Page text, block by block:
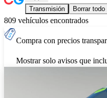
Transmisión Borrar todo
809 vehículos encontrados
Compra con precios
Mostrar solo avisos que